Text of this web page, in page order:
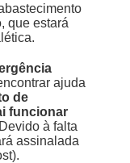
que estará
ajuda
de
funcionar
Devido à falta
assinalada